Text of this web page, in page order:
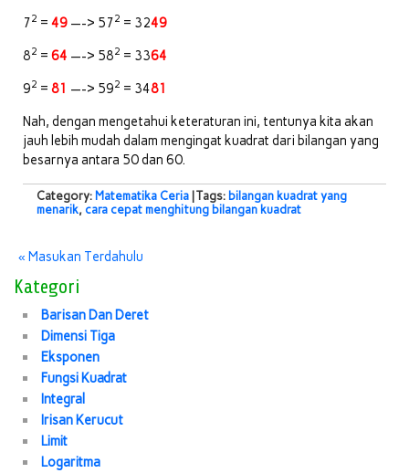
72 = 49 —-> 572 = 3249
82 = 64 —-> 582 = 3364
92 = 81 —-> 592 = 3481
Nah, dengan mengetahui keteraturan ini, tentunya kita akan
jauh lebih mudah dalam mengingat kuadrat dari bilangan yang
besarnya antara 50 dan 60.
Category: Matematika Ceria | Tags: bilangan kuadrat yang
menarik, cara cepat menghitung bilangan kuadrat
« Masukan Terdahulu
Kategori
Barisan Dan Deret
Dimensi Tiga
Eksponen
Fungsi Kuadrat
Integral
Irisan Kerucut
Limit
Logaritma